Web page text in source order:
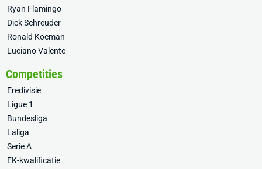
Ryan Flamingo
Dick Schreuder
Ronald Koeman
Luciano Valente
Competities
Eredivisie
Ligue 1
Bundesliga
Laliga
Serie A
EK-kwalificatie